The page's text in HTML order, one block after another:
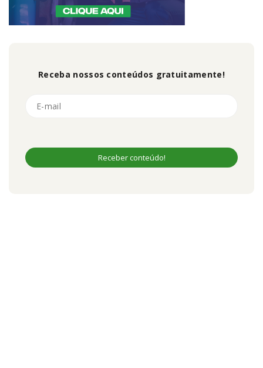
Receba nossos conteúdos gratuitamente!